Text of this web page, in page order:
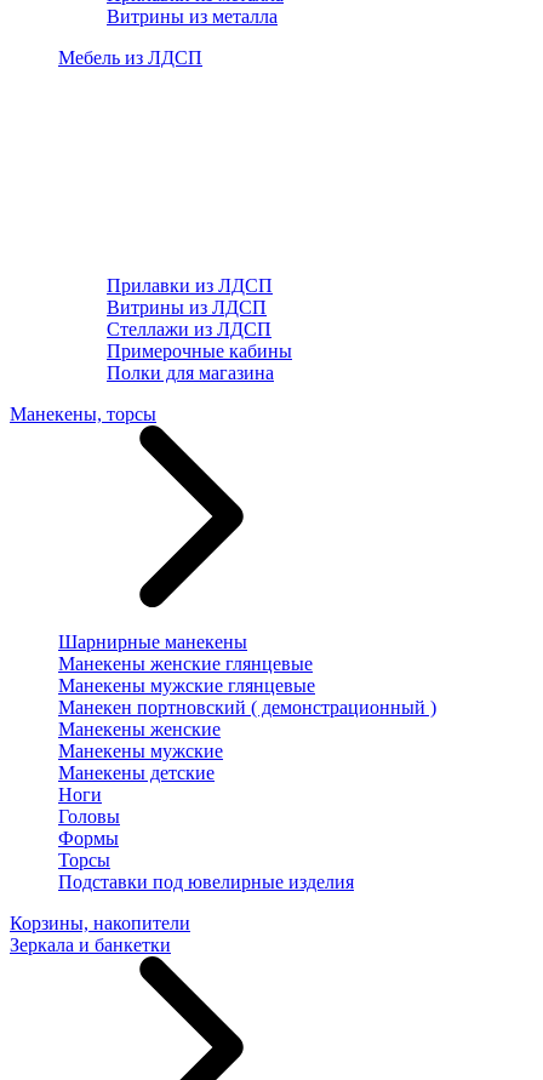
Витрины из металла
Мебель из ЛДСП
Прилавки из ЛДСП
Витрины из ЛДСП
Стеллажи из ЛДСП
Примерочные кабины
Полки для магазина
Манекены, торсы
Шарнирные манекены
Манекены женские глянцевые
Манекены мужские глянцевые
Манекен портновский ( демонстрационный )
Манекены женские
Манекены мужские
Манекены детские
Ноги
Головы
Формы
Торсы
Подставки под ювелирные изделия
Корзины, накопители
Зеркала и банкетки